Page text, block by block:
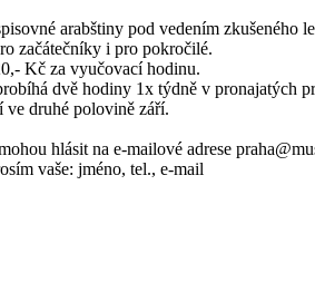
arabštiny pod vedením zkušeného
začátečníky i pro pokročilé.
Kč za vyučovací hodinu.
dvě hodiny 1x týdně v pronajatých
ve druhé polovině září.
hlásit na e-mailové adrese
vaše: jméno, tel., e-mail